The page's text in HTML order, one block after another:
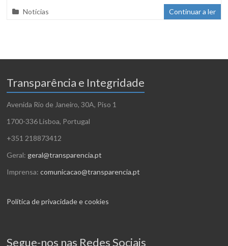
Notícias
Continuar a ler
Transparência e Integridade
Avenida Rio de Janeiro, 30A, Piso 1
1700-336 Lisboa, Portugal
+351 218873412
Geral: geral@transparencia.pt
Imprensa:comunicacao@transparencia.pt
Política de privacidade e cookies
Segue-nos nas Redes Sociais